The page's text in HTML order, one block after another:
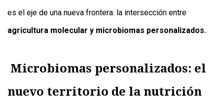
es el eje de una nueva frontera: la intersección entre
agricultura molecular y microbiomas personalizados.
Microbiomas personalizados: el
nuevo territorio de la nutrición